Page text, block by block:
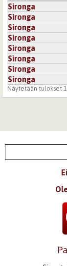
Sironga
Sironga
Sironga
Sironga
Sironga
Sironga
Sironga
Sironga
Näytetään tulokset